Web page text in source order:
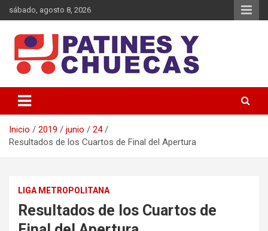
Saltar
al
sábado, agosto 8, 2026
Patines y Chuecas
Inicio 2019 junio
24
Resultados de los Cuartos de Final del Apertura
LIGA METROPOLITANA
Resultados de los Cuartos de